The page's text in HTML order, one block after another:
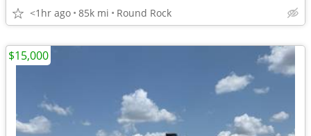
<1hr ago 85k mi Round Rock
$15,000